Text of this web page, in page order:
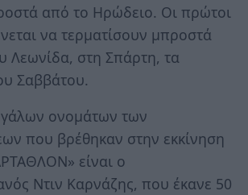
από το Ηρώδειο. Οι πρώτοι
να τερματίσουν μπροστά
Λεωνίδα, στη Σπάρτη, τα
Σαββάτου.
ονομάτων των
που βρέθηκαν στην εκκίνηση
είναι ο
Ντιν Kαρνάζης, που έκανε 50